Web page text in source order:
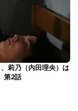
莉乃（内田理央）は
第2話